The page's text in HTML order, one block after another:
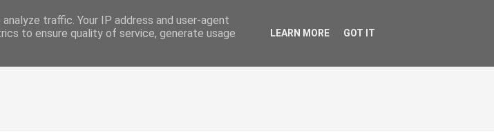
traffic. Your IP address and user-agent
to ensure quality of service, generate usage
LEARN MORE GOT IT